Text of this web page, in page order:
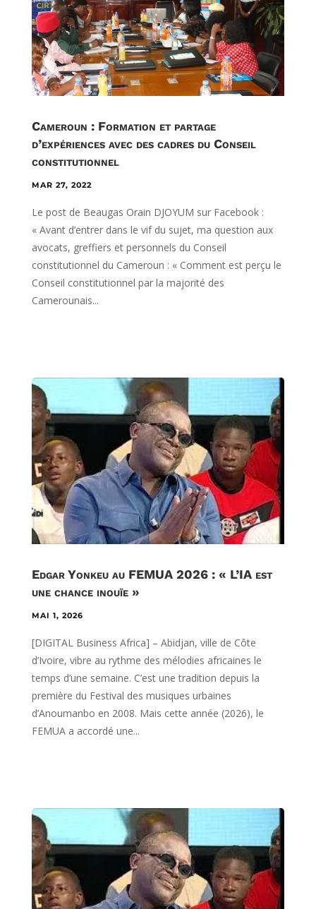
Cameroun : Formation et partage
d’expériences avec des cadres du Conseil
constitutionnel
MAR 27, 2022
Le post de Beaugas Orain DJOYUM sur Facebook :
« Avant d’entrer dans le vif du sujet, ma question aux
avocats, greffiers et personnels du Conseil
constitutionnel du Cameroun : « Comment est perçu le
Conseil constitutionnel par la majorité des
Camerounais...
Edgar Yonkeu au FEMUA 2026 : « L’IA est
une chance inouïe »
MAI 1, 2026
[DIGITAL Business Africa] – Abidjan, ville de Côte
d’Ivoire, vibre au rythme des mélodies africaines le
temps d’une semaine. C’est une tradition depuis la
première du Festival des musiques urbaines
d’Anoumanbo en 2008. Mais cette année (2026), le
FEMUA a accordé une...